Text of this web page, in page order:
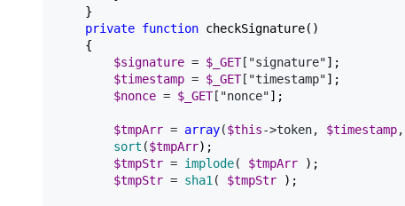
}
private function checkSignature()
{
$signature = $_GET["signature"];
$timestamp = $_GET["timestamp"];
$nonce = $_GET["nonce"];
$tmpArr = array($this->token, $timestamp,
sort ($tmpArr);
$tmpStr = implode( $tmpArr );
$tmpStr = sha1 ( $tmpStr );